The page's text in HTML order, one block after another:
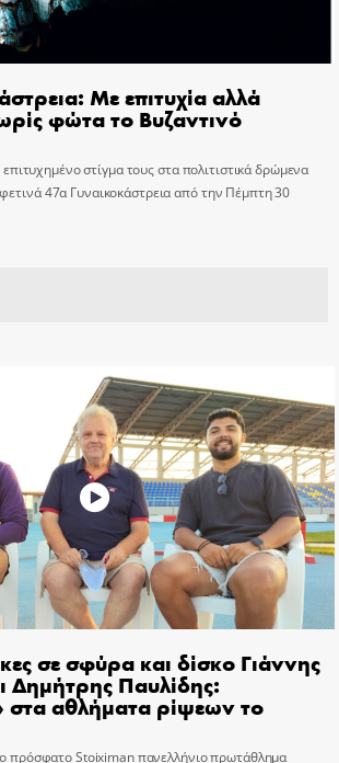
Με επιτυχία αλλά
φώτα το Βυζαντινό
στίγμα τους στα πολιτιστικά δρώμενα
47α Γυναικοκάστρεια από την Πέμπτη 30
σε σφύρα και δίσκο Γιάννης
Δημήτρης Παυλίδης:
αθλήματα ρίψεων το
πρόσφατο Stoiximan πανελλήνιο πρωτάθλημα